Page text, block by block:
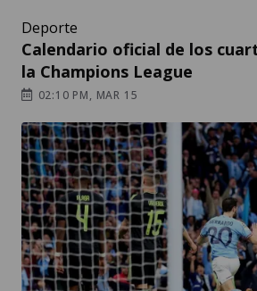
Deporte
Calendario oficial de los
la Champions League
02:10 PM, MAR 15